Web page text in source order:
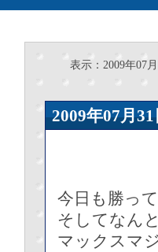
表示：2009年07月
2009年07
今日も勝っ
そしてなん
マックス